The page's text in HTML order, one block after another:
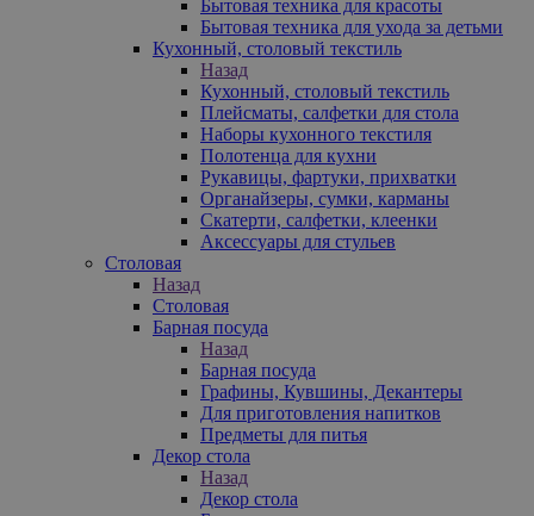
Бытовая техника для красоты
Бытовая техника для ухода за детьми
Кухонный, столовый текстиль
Назад
Кухонный, столовый текстиль
Плейсматы, салфетки для стола
Наборы кухонного текстиля
Полотенца для кухни
Рукавицы, фартуки, прихватки
Органайзеры, сумки, карманы
Скатерти, салфетки, клеенки
Аксессуары для стульев
Столовая
Назад
Столовая
Барная посуда
Назад
Барная посуда
Графины, Кувшины, Декантеры
Для приготовления напитков
Предметы для питья
Декор стола
Назад
Декор стола